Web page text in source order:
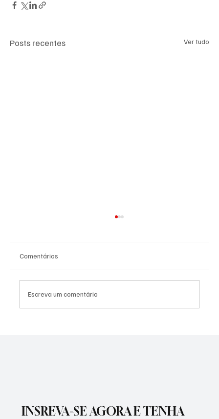
Posts recentes Ver tudo
Comentários
Escreva um comentário
INSREVA-SE AGORA E TENHA